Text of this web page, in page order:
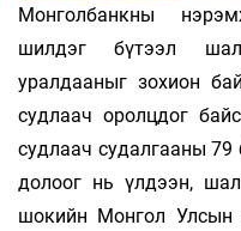
Монголбанкны
шилдэг бүтээл
уралдааныг зохион
судлаач оролцдог
судлаач судалгааны
долоог нь үлдээн,
шокийн Монгол Улсын